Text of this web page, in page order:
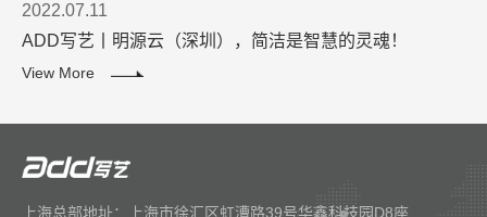
2022.07.11
ADD写艺丨明源云（深圳），简洁是智慧的灵魂！
View More
上海总部地址：上海市徐汇区虹漕路39号华鑫科技园D8座